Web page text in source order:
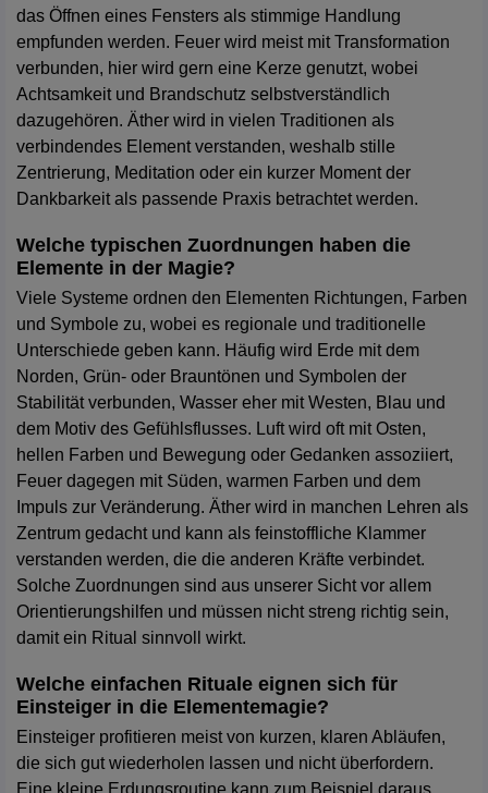
das Öffnen eines Fensters als stimmige Handlung
empfunden werden. Feuer wird meist mit Transformation
verbunden, hier wird gern eine Kerze genutzt, wobei
Achtsamkeit und Brandschutz selbstverständlich
dazugehören. Äther wird in vielen Traditionen als
verbindendes Element verstanden, weshalb stille
Zentrierung, Meditation oder ein kurzer Moment der
Dankbarkeit als passende Praxis betrachtet werden.
Welche typischen Zuordnungen haben die
Elemente in der Magie?
Viele Systeme ordnen den Elementen Richtungen, Farben
und Symbole zu, wobei es regionale und traditionelle
Unterschiede geben kann. Häufig wird Erde mit dem
Norden, Grün- oder Brauntönen und Symbolen der
Stabilität verbunden, Wasser eher mit Westen, Blau und
dem Motiv des Gefühlsflusses. Luft wird oft mit Osten,
hellen Farben und Bewegung oder Gedanken assoziiert,
Feuer dagegen mit Süden, warmen Farben und dem
Impuls zur Veränderung. Äther wird in manchen Lehren als
Zentrum gedacht und kann als feinstoffliche Klammer
verstanden werden, die die anderen Kräfte verbindet.
Solche Zuordnungen sind aus unserer Sicht vor allem
Orientierungshilfen und müssen nicht streng richtig sein,
damit ein Ritual sinnvoll wirkt.
Welche einfachen Rituale eignen sich für
Einsteiger in die Elementemagie?
Einsteiger profitieren meist von kurzen, klaren Abläufen,
die sich gut wiederholen lassen und nicht überfordern.
Eine kleine Erdungsroutine kann zum Beispiel daraus